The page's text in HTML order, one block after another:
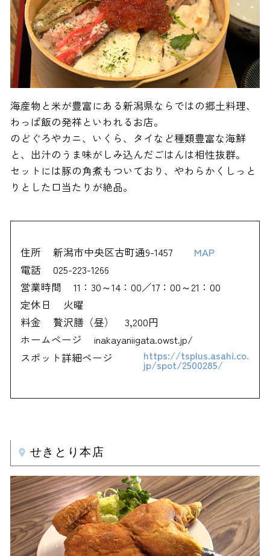
海産物と米が豊富にある新潟県ならではの郷土料理、
わっぱ飯の発祥といわれるお店。
のどぐろやカニ、いくら、タイなど種類豊富な海鮮
と、出汁のうま味がしみ込んだごはんは相性抜群。
セットには豚の角煮もついており、やわらかくしっと
りとした口当たりが絶品。
住所 新潟市中央区古町通9-1457
MAP
電話
025-223-1266
営業時間
11：30～14：00／17：00～21：00
定休日
火曜
料金
贅沢膳（昼） 3,200円
ホームページ
inakayaniigata.owst.jp/
スポット詳細ページ
https://tsplus.asahi.co.
jp/spot/2500285/
せきとり本店